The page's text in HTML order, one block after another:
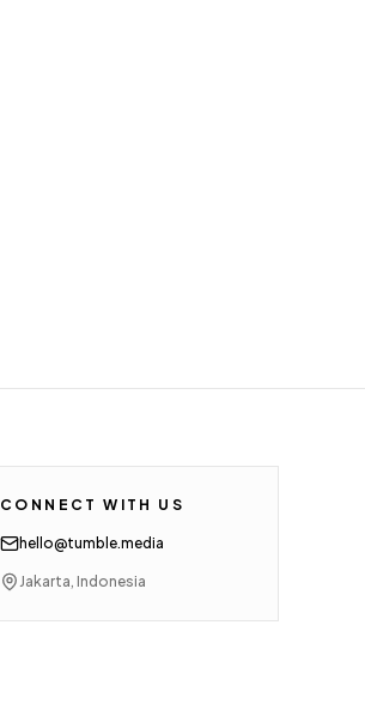
CONNECT WITH US
hello@tumble.media
Jakarta, Indonesia